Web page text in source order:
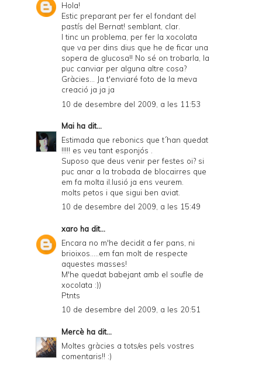
Hola!
Estic preparant per fer el fondant del
pastís del Bernat! semblant, clar.
I tinc un problema, per fer la xocolata
que va per dins dius que he de ficar una
sopera de glucosa!! No sé on trobarla, la
puc canviar per alguna altre cosa?
Gràcies... Ja t'enviaré foto de la meva
creació ja ja ja
10 de desembre del 2009, a les 11:53
Mai ha dit...
Estimada que rebonics que t´han quedat
!!!!! es veu tant esponjós .
Suposo que deus venir per festes oi? si
puc anar a la trobada de blocairres que
em fa molta il.lusió ja ens veurem.
molts petos i que sigui ben aviat.
10 de desembre del 2009, a les 15:49
xaro ha dit...
Encara no m'he decidit a fer pans, ni
brioixos.....em fan molt de respecte
aquestes masses!
M'he quedat babejant amb el soufle de
xocolata :))
Ptnts
10 de desembre del 2009, a les 20:51
Mercè ha dit...
Moltes gràcies a tots/es pels vostres
comentaris!! :)